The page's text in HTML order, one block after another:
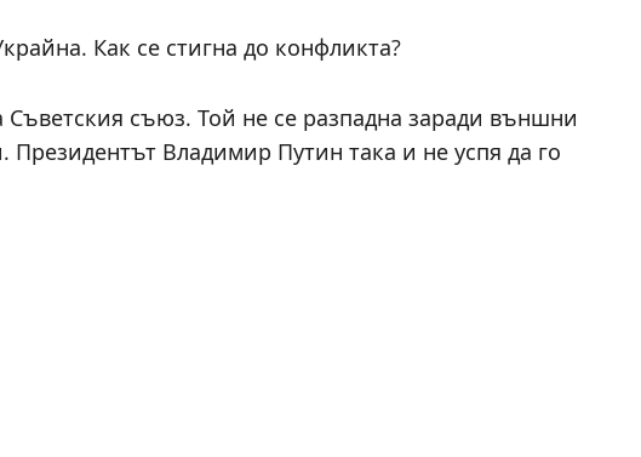
Как се стигна до конфликта?
Съветския съюз. Той не се разпадна заради външни
Владимир Путин така и не успя да го